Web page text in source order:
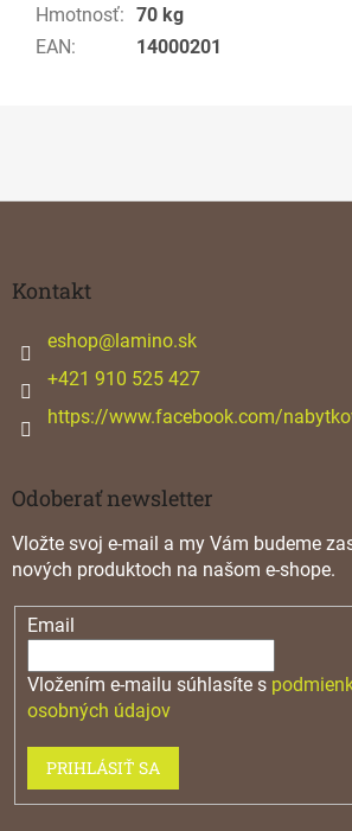
Hmotnosť: 70 kg
EAN: 14000201
Kontakt
eshop@lamino.sk
+421 910 525 427
https://www.facebook.com/
Odoberať newsletter
Vložte svoj e-mail a my Vám budeme
nových produktoch na našom e-shope.
Email
Vložením e-mailu súhlasíte s
osobných údajov
PRIHLÁSIŤ SA